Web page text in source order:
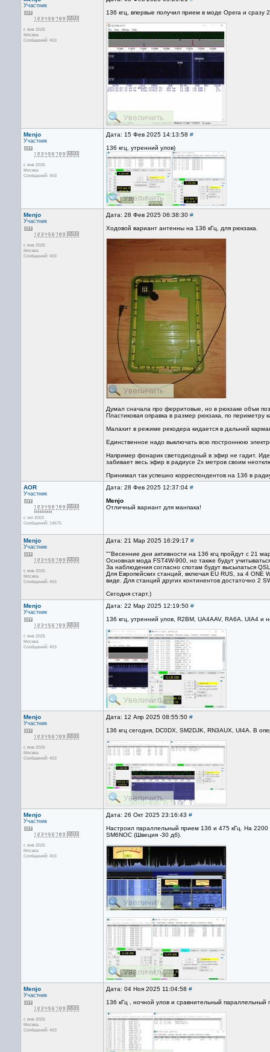
Участник
с янв 2025
Москва
Сообщений: 453
136 кгц, впервые получил прием в моде Opera и сразу
Menjo
Участник
с янв 2025
Москва
Сообщений: 453
Дата: 15 Фев 2025 14:13:58 #
136 кгц, утренний улов)
Menjo
Участник
с янв 2025
Москва
Сообщений: 453
Дата: 28 Фев 2025 06:38:30 #
Ходовой вариант антенны на 136 кГц, для рюкзака.
Думал сначала про ферритовые, но в рюкзаке объм
Пластиковая оправка в размер рюкзака, по периметру
Малахит в режиме рекодера кидается в дальний
Единственное надо выключать всю построннюю
Например фонарик светодиодный в эфир не гадит.
забивает весь эфир в радиусе 2х метров своим
Принимал так успешно корреспондентов на 136 в
AOR
Участник
с окт 2003
Сообщений: 14675
Дата: 28 Фев 2025 12:37:04 #
Menjo
Отличный вариант для манпака!
Menjo
Участник
с янв 2025
Москва
Сообщений: 453
Дата: 21 Мар 2025 16:29:17 #
""Весенние дни активности на 136 кгц пройдут с 21
Основная мода FST4W-900, но также будут
За наблюдения согласно спотам будут высылаться
Для Европейских станций, включая EU RUS, за 4 ONE
виде. Для станций других континентов достаточно 2
Сегодня старт.)
Menjo
Участник
с янв 2025
Москва
Сообщений: 453
Дата: 22 Мар 2025 12:19:50 #
136 кгц, утренний улов, R2BM, UA4AAV, RA6A, UIA4
Menjo
Участник
с янв 2025
Москва
Сообщений: 453
Дата: 12 Апр 2025 08:55:50 #
136 кгц сегодня, DC0DX, SM2DJK, RN3AUX, UI4A. В
Menjo
Участник
с янв 2025
Москва
Сообщений: 453
Дата: 26 Окт 2025 23:16:43 #
Настроил параллельный прием 136 и 475 кГц. На
SM6NOC (Швеция -30 дб).
Menjo
Участник
с янв 2025
Москва
Сообщений: 453
Дата: 04 Ноя 2025 11:04:58 #
136 кГц , ночной улов и сравнительный